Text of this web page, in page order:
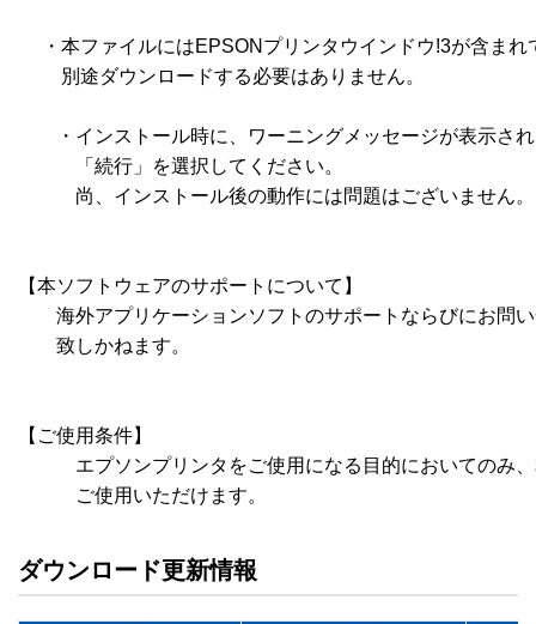
・本ファイルにはEPSONプリンタウインドウ!3が含まれ
別途ダウンロードする必要はありません。
・インストール時に、ワーニングメッセージが表示され
「続行」を選択してください。
尚、インストール後の動作には問題はございません
【本ソフトウェアのサポートについて】
海外アプリケーションソフトのサポートならびにお問
        致しかねます。
【ご使用条件】
エプソンプリンタをご使用になる目的においてのみ、
ご使用いただけます。
ダウンロード更新情報